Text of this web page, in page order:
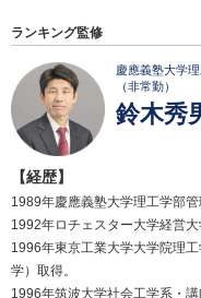
ランキング監修
慶應義塾大学
（非常勤）
鈴木秀
【経歴】
1989年慶應義塾大学理工学部管
1992年ロチェスター大学経営大
1996年東京工業大学大学院理
学）取得。
1996年筑波大学社会工学系・